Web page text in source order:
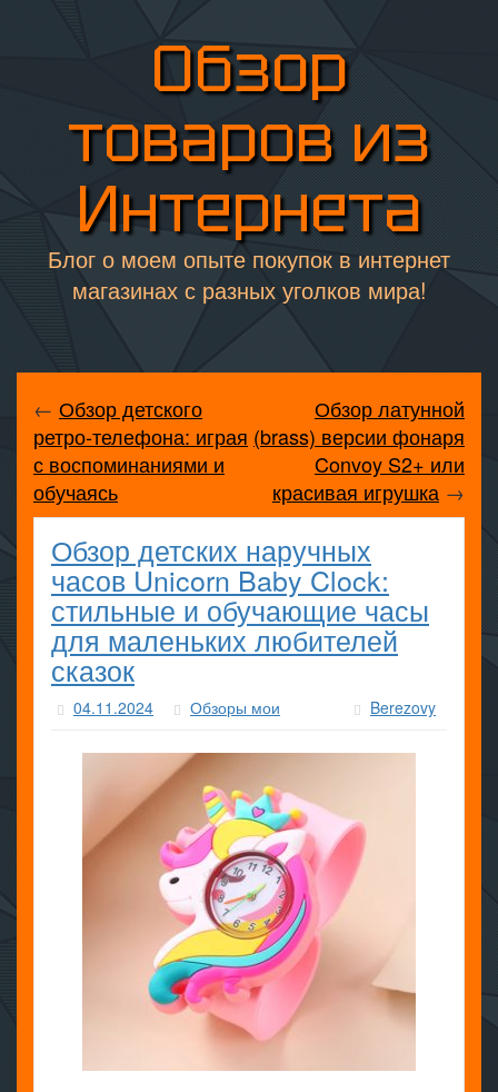
Обзор
товаров из
Интернета
Блог о моем опыте покупок в интернет
магазинах с разных уголков мира!
← Обзор детского
ретро-телефона: играя
с воспоминаниями и
обучаясь
Обзор латунной
(brass) версии фонаря
Convoy S2+ или
красивая игрушка →
Обзор детских наручных
часов Unicorn Baby Clock:
стильные и обучающие часы
для маленьких любителей
сказок
04.11.2024 Обзоры мои Berezovy